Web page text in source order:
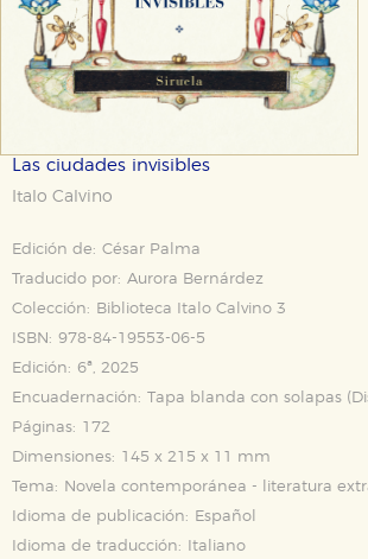
Las ciudades invisibles
Italo Calvino
Edición de: César Palma
Traducido por: Aurora Bernárdez
Colección:
Biblioteca Italo Calvino 3
ISBN: 978-84-19553-06-5
Edición: 6ª, 2025
Encuadernación: Tapa blanda con solapas
Páginas: 172
Dimensiones: 145 x 215 x 11 mm
Tema:
Novela contemporánea - literatura
Idioma de publicación:
Español
Idioma de traducción:
Italiano